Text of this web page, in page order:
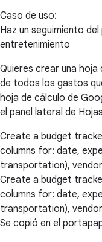
Caso de uso:
Haz un seguimiento
entretenimiento
Quieres crear una
de todos los gastos
hoja de cálculo de
el panel lateral de
Create a budget
columns for: date,
transportation),
Create a budget
columns for: date,
transportation),
Se copió en el